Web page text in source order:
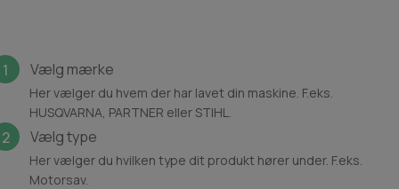
1 Vælg mærke
Her vælger du hvem der har lavet din maskine. F.eks.
HUSQVARNA, PARTNER eller STIHL.
2 Vælg type
Her vælger du hvilken type dit produkt hører under. F.eks.
Motorsav.